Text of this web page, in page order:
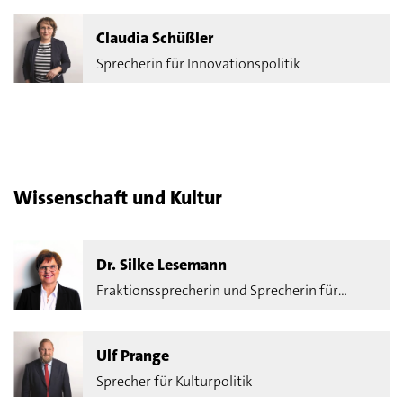
Claudia Schüßler
Sprecherin für Innovationspolitik
Wissenschaft und Kultur
Dr. Silke Lesemann
Fraktionssprecherin und Sprecherin für
Ulf Prange
Sprecher für Kulturpolitik